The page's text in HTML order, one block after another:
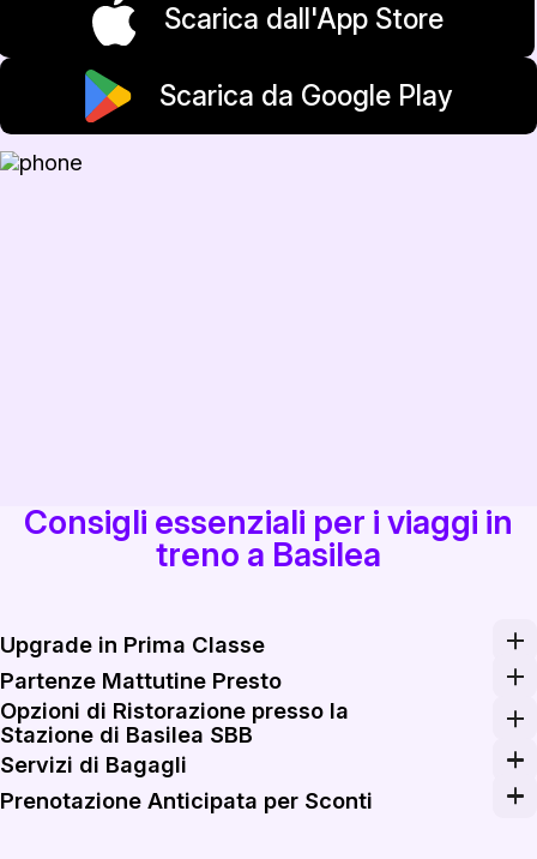
Scarica dall'App Store
Scarica da Google Play
Consigli essenziali per i viaggi in
treno a Basilea
Upgrade in Prima Classe
Considera di passare alla prima classe per viaggi più
Partenze Mattutine Presto
Massimizza la tua esperienza di viaggio optando per
Opzioni di Ristorazione presso la
Stazione di Basilea SBB
Sfrutta le opzioni di ristorazione presso la stazione di
Servizi di Bagagli
La stazione di Basilea SBB offre servizi convenienti di
Prenotazione Anticipata per Sconti